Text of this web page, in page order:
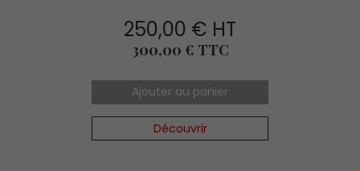
250,00 € HT
Prix
300,00 € TTC
Ajouter au panier
Découvrir